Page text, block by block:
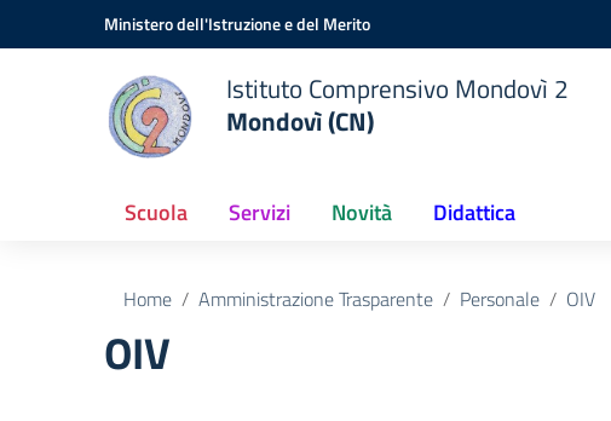
Vai ai contenuti
Vai al menu di navigazioneMinistero dell'Istruzione e del Merito
Istituto Comprensivo Mondovì 2
Mondovì (CN)
Scuola Servizi Novità Didattica
Home Amministrazione Trasparente Personale OIV
OIV